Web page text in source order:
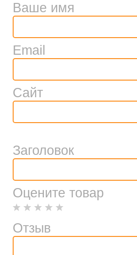
Ваше имя
Email
Сайт
Заголовок
Оцените товар
Отзыв